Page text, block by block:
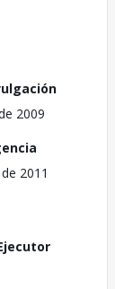
2009
2011